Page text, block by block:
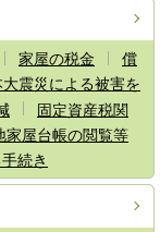
家屋の税金
償
震災による被害を
固定資産税関
家屋台帳の閲覧等
続き